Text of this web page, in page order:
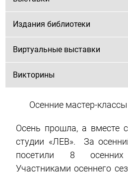
Издания библиотеки
Виртуальные выставки
Викторины
Осенние мастер-
Осень прошла, а вместе
студии «ЛЕВ». За
посетили 8 осенних
Участниками осеннего